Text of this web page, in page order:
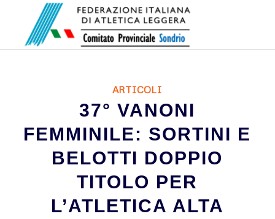
ARTICOLI
37° VANONI
FEMMINILE: SORTINI E
BELOTTI DOPPIO
TITOLO PER
L’ATLETICA ALTA